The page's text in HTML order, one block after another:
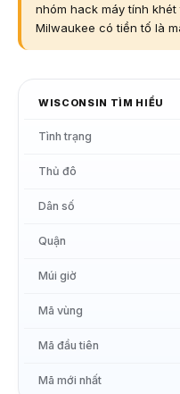
nhóm hack máy tính
Milwaukee có tiền tố là
WISCONSIN TÌM HIỂU
Tình trạng
Thủ đô
Dân số
Quận
Múi giờ
Mã vùng
Mã đầu tiên
Mã mới nhất